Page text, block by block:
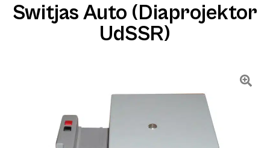
Switjas Auto (Diaprojektor
UdSSR)